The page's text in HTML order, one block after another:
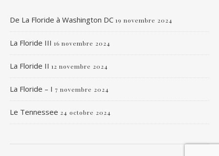
De La Floride à Washington DC 19 novembre 2024
La Floride III 16 novembre 2024
La Floride II 12 novembre 2024
La Floride – I 7 novembre 2024
Le Tennessee 24 octobre 2024